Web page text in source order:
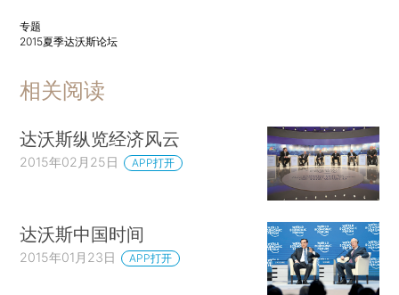
专题
2015夏季达沃斯论坛
相关阅读
达沃斯纵览经济风云
2015年02月25日 APP打开
达沃斯中国时间
2015年01月23日 APP打开